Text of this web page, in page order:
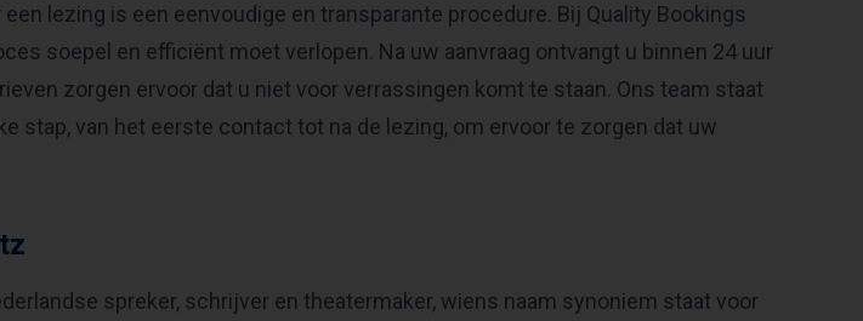
lezing is een eenvoudige en transparante procedure. Bij Quality Bookings
soepel en efficiënt moet verlopen. Na uw aanvraag ontvangt u binnen 24 uur
zorgen ervoor dat u niet voor verrassingen komt te staan. Ons team staat
stap, van het eerste contact tot na de lezing, om ervoor te zorgen dat uw
spreker, schrijver en theatermaker, wiens naam synoniem staat voor